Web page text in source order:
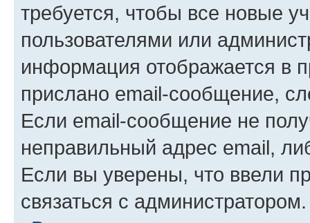
требуется, чтобы все новые
пользователями или
информация отображается в
прислано email-сообщение,
Если email-сообщение не
неправильный адрес email,
Если вы уверены, что ввели
связаться с администратором.